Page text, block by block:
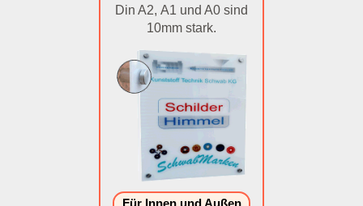
Din A2, A1 und A0 sind
10mm stark.
Für Innen und Außen